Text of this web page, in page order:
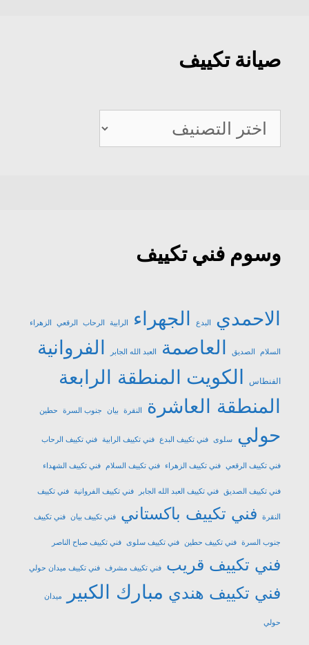
صيانة تكييف
صيانة
تكييف
وسوم فني تكييف
الاحمدي البدع الجهراء الرابية الرحاب الرقعي الزهراء
السلام الصديق العاصمة العبد الله الجابر الفروانية
الفنطاس الكويت المنطقة الرابعة
المنطقة العاشرة
النقرة بيان جنوب السرة حطين
حولي سلوى فني تكييف البدع فني تكييف الرابية فني تكييف الرحاب
فني تكييف الرقعي فني تكييف الزهراء فني تكييف السلام فني تكييف الشهداء
فني تكييف الصديق فني تكييف العبد الله الجابر فني تكييف الفروانية فني تكييف
النقرة فني تكييف باكستاني فني تكييف بيان فني تكييف
جنوب السرة فني تكييف حطين فني تكييف سلوى فني تكييف صباح الناصر
فني تكييف قريب فني تكييف مشرف فني تكييف ميدان حولي
فني تكييف هندي مبارك الكبير ميدان
حولي